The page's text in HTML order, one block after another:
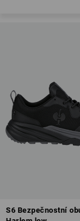
S6 Bezpečnostní